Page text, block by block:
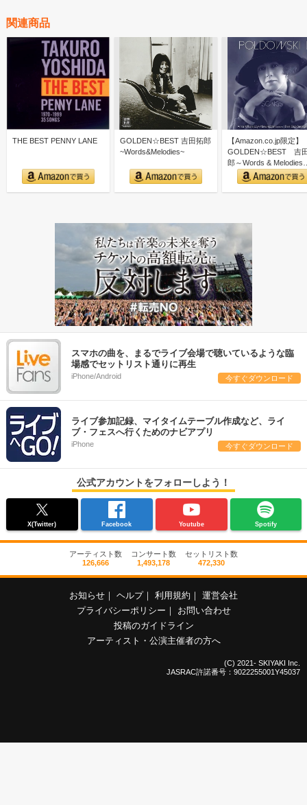
関連商品
THE BEST PENNY LANE
GOLDEN☆BEST 吉田拓郎
~Words&Melodies~
【Amazon.co.jp限定】
GOLDEN☆BEST 吉
郎～Words &
スマホの曲を、まるでライブ会場で聴いているような臨
場感でセットリスト通りに再生
iPhone/Android 今すぐダウンロード
ライブ参加記録、マイタイムテーブル作成など、ライ
ブ・フェスへ行くためのナビアプリ
iPhone 今すぐダウンロード
公式アカウントをフォローしよう！
X(Twitter) Facebook Youtube Spotify
アーティスト数
126,666
コンサート数
1,493,178
セットリスト数
472,330
お知らせ ヘルプ 利用規約
運営会社
プライバシーポリシー
お問い合わせ
投稿のガイドライン
アーティスト・公演主催者の方へ
(C) 2021- SKIYAKI Inc.
JASRAC許諾番号：9022255001Y45037